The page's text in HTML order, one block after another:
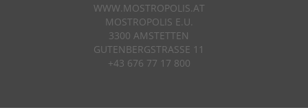
WWW.MOSTROPOLIS.AT
MOSTROPOLIS E.U.
3300 AMSTETTEN
GUTENBERGSTRASSE 11
+43 676 77 17 800